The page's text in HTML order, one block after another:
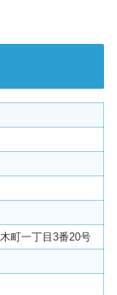
町一丁目3番20号